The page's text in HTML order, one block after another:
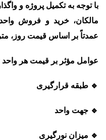
با توجه به تکمیل پروژه و
عمدتاً بر اساس قیمت روز،
عوامل مؤثر بر قیمت هر واحد
🔹 طبقه قرارگیری
🔹 جهت واحد
🔹 میزان نورگیری